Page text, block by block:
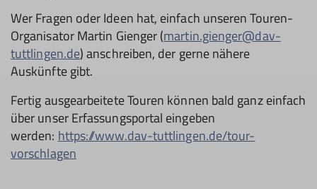
Wer Fragen oder Ideen hat, einfach unseren Touren-
Organisator Martin Gienger (martin.gienger@dav-
tuttlingen.de) anschreiben, der gerne nähere
Auskünfte gibt.
Fertig ausgearbeitete Touren können bald ganz einfach
über unser Erfassungsportal eingeben
werden: https://www.dav-tuttlingen.de/tour-
vorschlagen